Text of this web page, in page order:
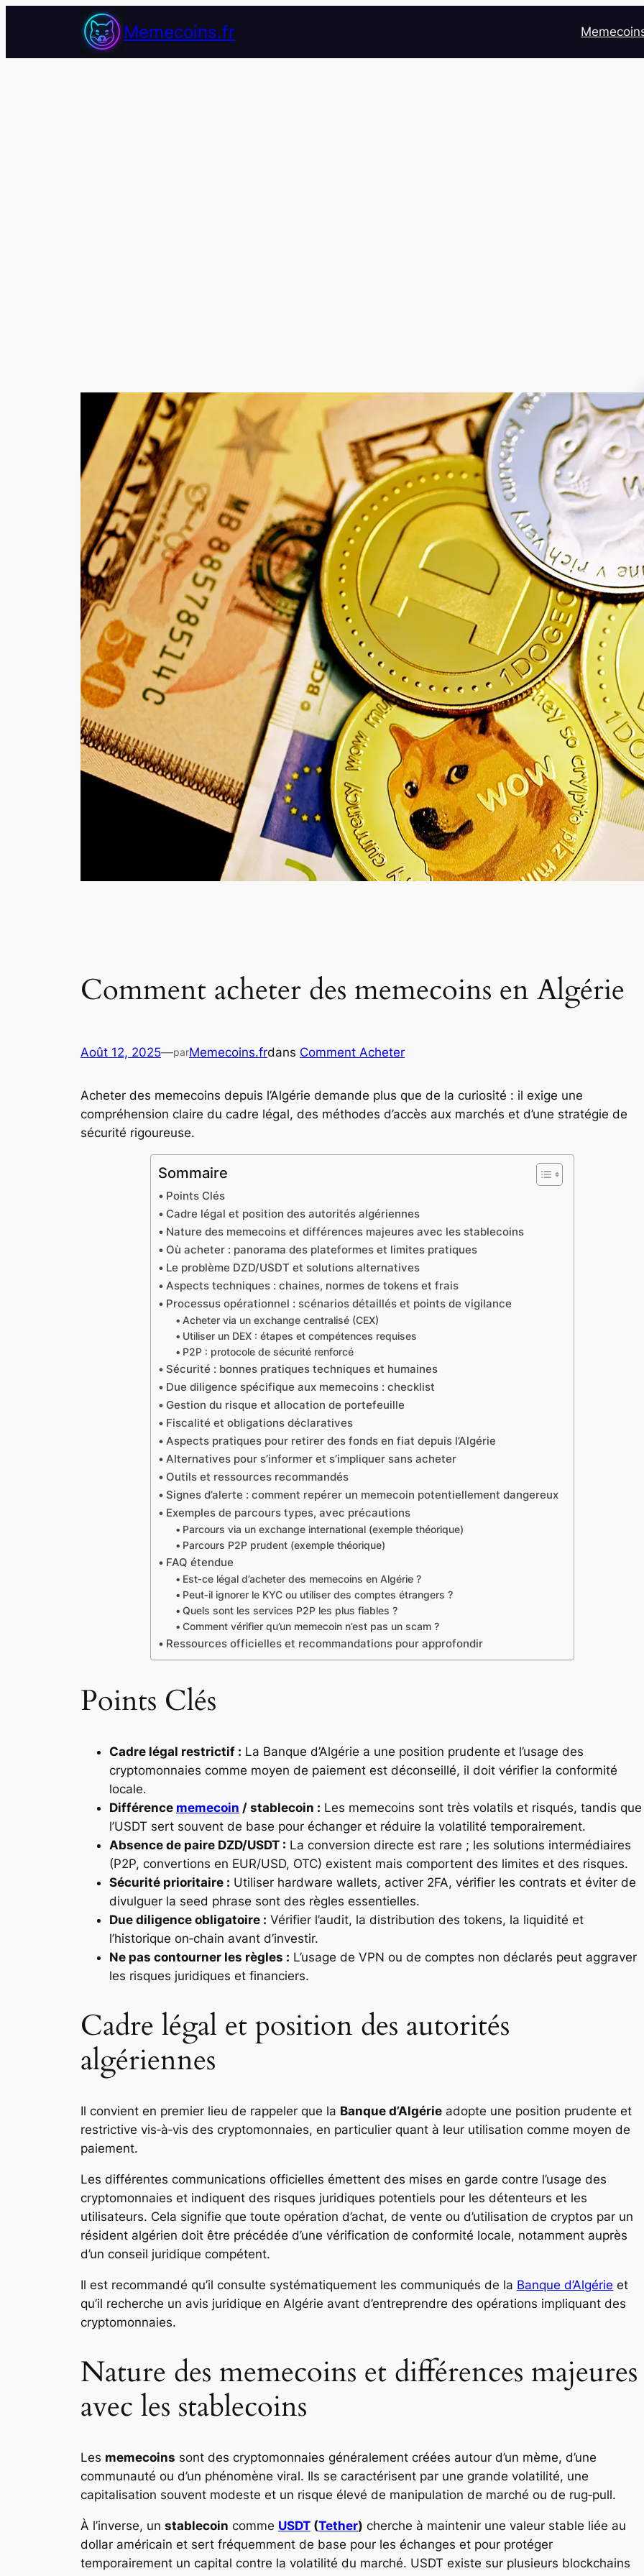
Memecoins.fr
Comment acheter des memecoins en Algérie
Août 12, 2025—parMemecoins.frdans Comment Acheter
Acheter des memecoins depuis l’Algérie demande plus que de la curiosité : il exige une
compréhension claire du cadre légal, des méthodes d’accès aux marchés et d’une stratégie de
sécurité rigoureuse.
Sommaire
Points Clés
Cadre légal et position des autorités algériennes
Nature des memecoins et différences majeures avec les stablecoins
Où acheter : panorama des plateformes et limites pratiques
Le problème DZD/USDT et solutions alternatives
Aspects techniques : chaines, normes de tokens et frais
Processus opérationnel : scénarios détaillés et points de vigilance
Acheter via un exchange centralisé (CEX)
Utiliser un DEX : étapes et compétences requises
P2P : protocole de sécurité renforcé
Sécurité : bonnes pratiques techniques et humaines
Due diligence spécifique aux memecoins : checklist
Gestion du risque et allocation de portefeuille
Fiscalité et obligations déclaratives
Aspects pratiques pour retirer des fonds en fiat depuis l’Algérie
Alternatives pour s’informer et s’impliquer sans acheter
Outils et ressources recommandés
Signes d’alerte : comment repérer un memecoin potentiellement dangereux
Exemples de parcours types, avec précautions
Parcours via un exchange international (exemple théorique)
Parcours P2P prudent (exemple théorique)
FAQ étendue
Est‑ce légal d’acheter des memecoins en Algérie ?
Peut‑il ignorer le KYC ou utiliser des comptes étrangers ?
Quels sont les services P2P les plus fiables ?
Comment vérifier qu’un memecoin n’est pas un scam ?
Ressources officielles et recommandations pour approfondir
Points Clés
Cadre légal restrictif : La Banque d’Algérie a une position prudente et l’usage des
cryptomonnaies comme moyen de paiement est déconseillé, il doit vérifier la conformité
locale.
Différence memecoin / stablecoin : Les memecoins sont très volatils et risqués, tandis que
l’USDT sert souvent de base pour échanger et réduire la volatilité temporairement.
Absence de paire DZD/USDT : La conversion directe est rare ; les solutions intermédiaires
(P2P, convertions en EUR/USD, OTC) existent mais comportent des limites et des risques.
Sécurité prioritaire : Utiliser hardware wallets, activer 2FA, vérifier les contrats et éviter de
divulguer la seed phrase sont des règles essentielles.
Due diligence obligatoire : Vérifier l’audit, la distribution des tokens, la liquidité et
l’historique on‑chain avant d’investir.
Ne pas contourner les règles : L’usage de VPN ou de comptes non déclarés peut aggraver
les risques juridiques et financiers.
Cadre légal et position des autorités
algériennes
Il convient en premier lieu de rappeler que la Banque d’Algérie adopte une position prudente et
restrictive vis‑à‑vis des cryptomonnaies, en particulier quant à leur utilisation comme moyen de
paiement.
Les différentes communications officielles émettent des mises en garde contre l’usage des
cryptomonnaies et indiquent des risques juridiques potentiels pour les détenteurs et les
utilisateurs. Cela signifie que toute opération d’achat, de vente ou d’utilisation de cryptos par un
résident algérien doit être précédée d’une vérification de conformité locale, notamment auprès
d’un conseil juridique compétent.
Il est recommandé qu’il consulte systématiquement les communiqués de la Banque d’Algérie et
qu’il recherche un avis juridique en Algérie avant d’entreprendre des opérations impliquant des
cryptomonnaies.
Nature des memecoins et différences majeures
avec les stablecoins
Les memecoins sont des cryptomonnaies généralement créées autour d’un mème, d’une
communauté ou d’un phénomène viral. Ils se caractérisent par une grande volatilité, une
capitalisation souvent modeste et un risque élevé de manipulation de marché ou de rug‑pull.
À l’inverse, un stablecoin comme USDT (Tether) cherche à maintenir une valeur stable liée au
dollar américain et sert fréquemment de base pour les échanges et pour protéger
temporairement un capital contre la volatilité du marché. USDT existe sur plusieurs blockchains